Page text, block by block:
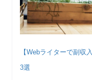
【Webライターで副収
3選